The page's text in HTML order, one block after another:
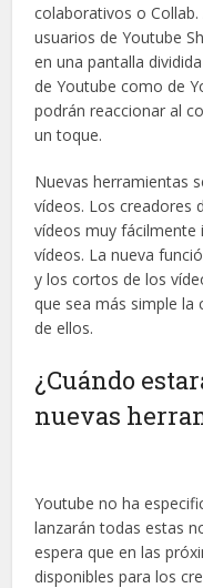
colaborativos o
usuarios de Youtube
en una pantalla
de Youtube como de
podrán reaccionar al
un toque.
Nuevas herramientas
vídeos. Los creadores
vídeos muy
vídeos. La nueva
y los cortos de los
que sea más simple la
de ellos.
¿Cuándo
nuevas
Youtube no ha
lanzarán todas estas
espera que en las
disponibles para los